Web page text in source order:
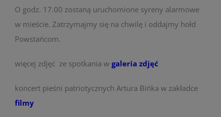
O godz. 17.00 zostaną uruchomione syreny alarmowe
w mieście. Zatrzymajmy się na chwilę i oddajmy hołd
Powstańcom.
więcej zdjęć ze spotkania w galeria zdjęć
koncert pieśni patriotycznych Artura Bińka w zakładce
filmy